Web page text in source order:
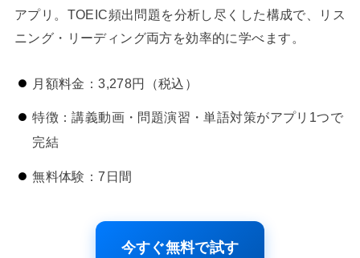
アプリ。TOEIC頻出問題を分析し尽くした構成で、リス
ニング・リーディング両方を効率的に学べます。
月額料金：3,278円（税込）
特徴：講義動画・問題演習・単語対策がアプリ1つで
完結
無料体験：7日間
今すぐ無料で試す